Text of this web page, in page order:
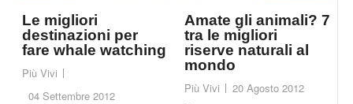
Fitness
Relax
Le migliori
destinazioni per
fare whale watching
Più Vivi
04 Settembre 2012
Amate gli animali? 7
tra le migliori
riserve naturali al
mondo
Più Vivi 20 Agosto 2012